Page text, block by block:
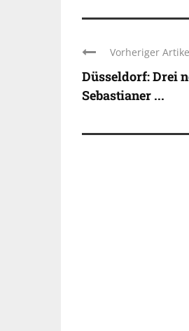
Vorheriger
Düsseldorf: Drei
Sebastianer ...